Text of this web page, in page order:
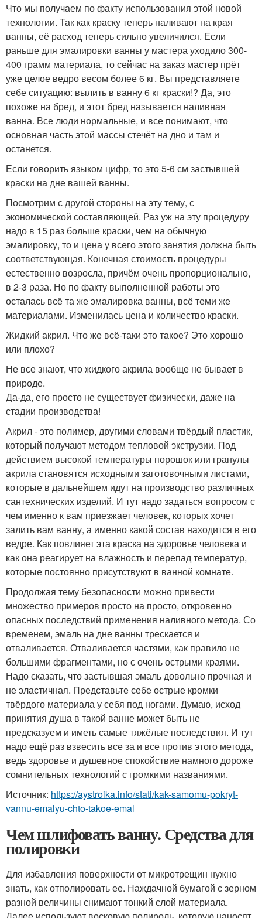
Что мы получаем по факту использования этой новой
технологии. Так как краску теперь наливают на края
ванны, её расход теперь сильно увеличился. Если
раньше для эмалировки ванны у мастера уходило 300-
400 грамм материала, то сейчас на заказ мастер прёт
уже целое ведро весом более 6 кг. Вы представляете
себе ситуацию: вылить в ванну 6 кг краски!? Да, это
похоже на бред, и этот бред называется наливная
ванна. Все люди нормальные, и все понимают, что
основная часть этой массы стечёт на дно и там и
останется.
Если говорить языком цифр, то это 5-6 см застывшей
краски на дне вашей ванны.
Посмотрим с другой стороны на эту тему, с
экономической составляющей. Раз уж на эту процедуру
надо в 15 раз больше краски, чем на обычную
эмалировку, то и цена у всего этого занятия должна быть
соответствующая. Конечная стоимость процедуры
естественно возросла, причём очень пропорционально,
в 2-3 раза. Но по факту выполненной работы это
осталась всё та же эмалировка ванны, всё теми же
материалами. Изменилась цена и количество краски.
Жидкий акрил. Что же всё-таки это такое? Это хорошо
или плохо?
Не все знают, что жидкого акрила вообще не бывает в
природе.
Да-да, его просто не существует физически, даже на
стадии производства!
Акрил - это полимер, другими словами твёрдый пластик,
который получают методом тепловой экструзии. Под
действием высокой температуры порошок или гранулы
акрила становятся исходными заготовочными листами,
которые в дальнейшем идут на производство различных
сантехнических изделий. И тут надо задаться вопросом с
чем именно к вам приезжает человек, которых хочет
залить вам ванну, а именно какой состав находится в его
ведре. Как повлияет эта краска на здоровье человека и
как она реагирует на влажность и перепад температур,
которые постоянно присутствуют в ванной комнате.
Продолжая тему безопасности можно привести
множество примеров просто на просто, откровенно
опасных последствий применения наливного метода. Со
временем, эмаль на дне ванны трескается и
отваливается. Отваливается частями, как правило не
большими фрагментами, но с очень острыми краями.
Надо сказать, что застывшая эмаль довольно прочная и
не эластичная. Представьте себе острые кромки
твёрдого материала у себя под ногами. Думаю, исход
принятия душа в такой ванне может быть не
предсказуем и иметь самые тяжёлые последствия. И тут
надо ещё раз взвесить все за и все против этого метода,
ведь здоровье и душевное спокойствие намного дороже
сомнительных технологий с громкими названиями.
Источник: https://aystroika.info/stati/kak-samomu-pokryt-
vannu-emalyu-chto-takoe-emal
Чем шлифовать ванну. Средства для
полировки
Для избавления поверхности от микротрещин нужно
знать, как отполировать ее. Наждачной бумагой с зерном
разной величины снимают тонкий слой материала.